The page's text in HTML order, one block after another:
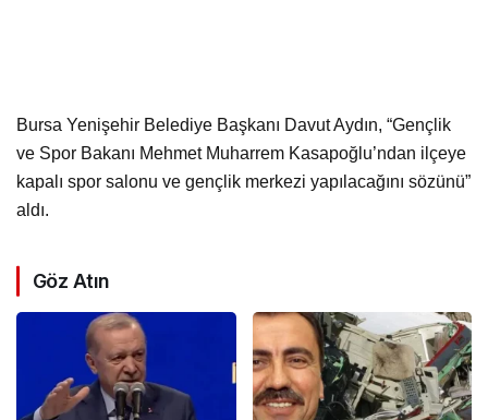
Bursa Yenişehir Belediye Başkanı Davut Aydın, “Gençlik
ve Spor Bakanı Mehmet Muharrem Kasapoğlu’ndan ilçeye
kapalı spor salonu ve gençlik merkezi yapılacağını sözünü”
aldı.
Göz Atın